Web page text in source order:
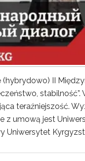
(hybrydowo) II
teraźniejszość.
z umową jest
Uniwersytet